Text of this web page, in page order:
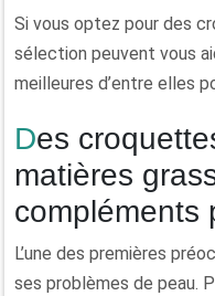
Si vous optez pour des
sélection peuvent vous
meilleures d’entre elles
Des croquettes riches en
matières
compléments
L’une des premières
ses problèmes de peau.